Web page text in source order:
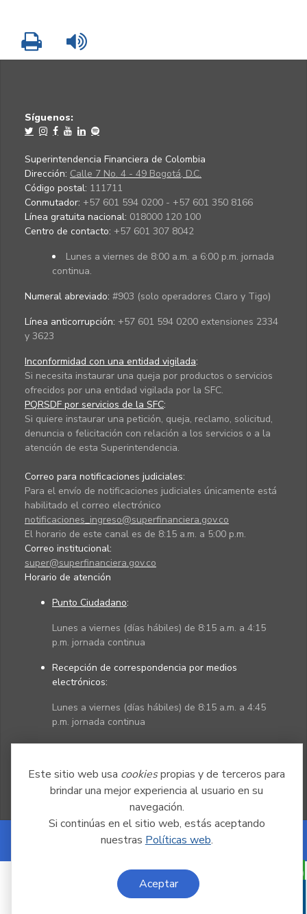
Este sitio web usa cookiespropias y de terceros para
brindar una mejor experiencia al usuario en su
navegación.
Si continúas en el sitio web, estás aceptando
nuestras Políticas web.
Aceptar
Imprimir
Síguenos:
Superintendencia Financiera de Colombia
Dirección: Calle 7 No. 4 - 49 Bogotá, D.C.
Código postal: 111711
Conmutador: +57 601 594 0200 - +57 601 350 8166
Línea gratuita nacional: 018000 120 100
Centro de contacto: +57 601 307 8042
Lunes a viernes de 8:00 a.m. a 6:00 p.m. jornada
continua.
Numeral abreviado: #903 (solo operadores Claro y Tigo)
Línea anticorrupción: +57 601 594 0200 extensiones 2334
y 3623
Inconformidad con una entidad vigilada:
Si necesita instaurar una queja por productos o servicios
ofrecidos por una entidad vigilada por la SFC.
PQRSDF por servicios de la SFC:
Si quiere instaurar una petición, queja, reclamo, solicitud,
denuncia o felicitación con relación a los servicios o a la
atención de esta Superintendencia.
Correo para notificaciones judiciales:
Para el envío de notificaciones judiciales únicamente está
habilitado el correo electrónico
notificaciones_ingreso@superfinanciera.gov.co
El horario de este canal es de 8:15 a.m. a 5:00 p.m.
Correo institucional:
super@superfinanciera.gov.co
Horario de atención
Punto Ciudadano:
Lunes a viernes (días hábiles) de 8:15 a.m. a 4:15
p.m. jornada continua
Recepción de correspondencia por medios
electrónicos:
Lunes a viernes (días hábiles) de 8:15 a.m. a 4:45
p.m. jornada continua
Powered by Nexura